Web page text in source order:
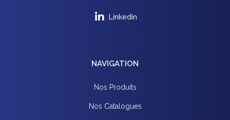
Linkedin
NAVIGATION
Nos Produits
Nos Catalogues